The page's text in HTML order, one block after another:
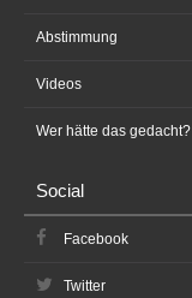
Abstimmung
Videos
Wer hätte das gedacht?
Social
Facebook
Twitter